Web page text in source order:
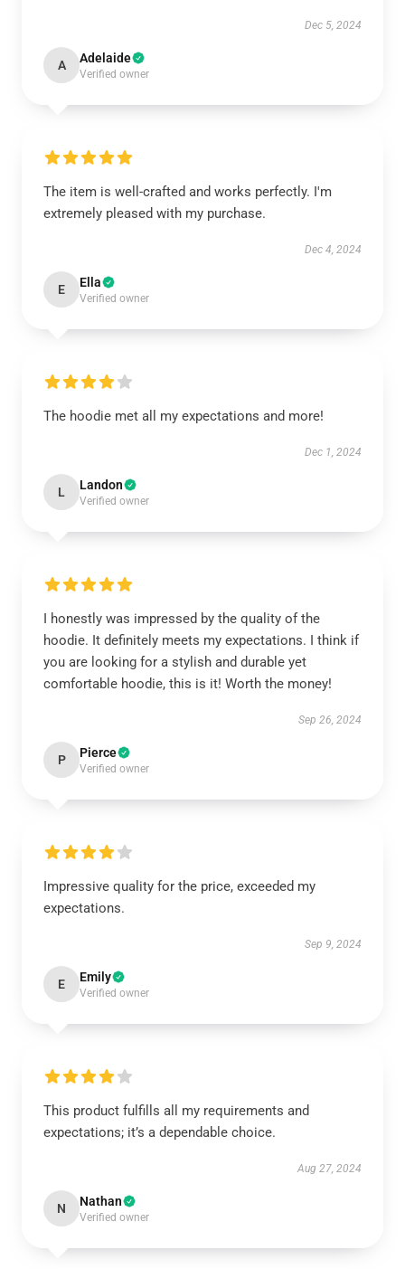
Dec 5, 2024
A Adelaide
Verified owner
The item is well-crafted and works perfectly. I'm
extremely pleased with my purchase.
Dec 4, 2024
E Ella
Verified owner
The hoodie met all my expectations and more!
Dec 1, 2024
L Landon
Verified owner
I honestly was impressed by the quality of the
hoodie. It definitely meets my expectations. I think if
you are looking for a stylish and durable yet
comfortable hoodie, this is it! Worth the money!
Sep 26, 2024
P Pierce
Verified owner
Impressive quality for the price, exceeded my
expectations.
Sep 9, 2024
E Emily
Verified owner
This product fulfills all my requirements and
expectations; it’s a dependable choice.
Aug 27, 2024
N Nathan
Verified owner